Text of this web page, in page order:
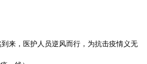
到来，医护人员逆风而行，为抗击疫情义无